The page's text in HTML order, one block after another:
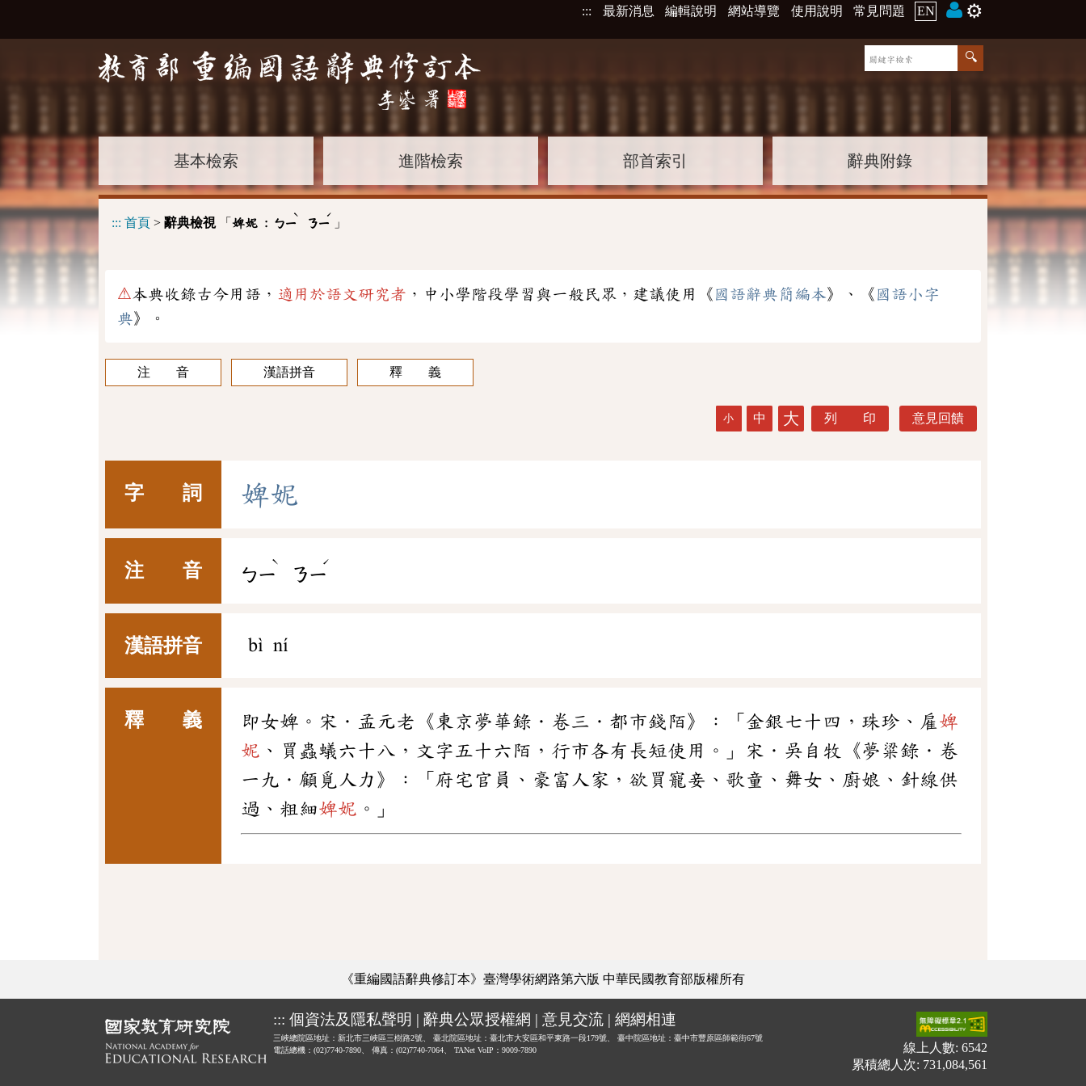
::: 最新消息 編輯說明 網站導覽 使用說明 常見問題 EN ⚙️
基本檢索 進階檢索 部首索引 辭典附錄
::: 首頁 > 辭典檢視「 婢妮 : ㄅㄧ
ˋ
ㄋㄧ
ˊ
」
⚠本典收錄古今用語， 適用於語文研究者 ，中小學階段學習與一般民眾，建議使用《 國語辭典簡編本》、《 國語小字
典》。
注 音 漢語拼音 釋 義
小 中 大 列 印 意見回饋
字 詞 婢妮
注 音 ㄅㄧ
ˋ
ㄋㄧ
ˊ
漢語拼音 bì ní
釋 義 即女婢。宋．孟元老《東京夢華錄．卷三．都市錢陌》：「金銀七十四，珠珍、雇 婢
妮 、買蟲蟻六十八，文字五十六陌，行市各有長短使用。」宋．吳自牧《夢粱錄．卷
一九．顧覓人力》：「府宅官員、豪富人家，欲買寵妾、歌童、舞女、廚娘、針線供
過、粗細婢妮 。」
《重編國語辭典修訂本》臺灣學術網路第六版 中華民國教育部版權所有
::: 個資法及隱私聲明 | 辭典公眾授權網 | 意見交流 | 網網相連
三峽總院區地址：新北市三峽區三樹路2號、 臺北院區地址：臺北市大安區和平東路一段179號、
臺中院區地址：臺中市豐原區師範街67號
電話總機：(02)7740-7890、
傳真：(02)7740-7064、 TANet VoIP：9009-7890
線上人數: 6542
累積總人次: 731,084,561